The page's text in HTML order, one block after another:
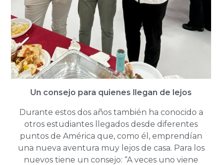
Un consejo para quienes llegan de lejos
Durante estos dos años también ha conocido a
otros estudiantes llegados desde diferentes
puntos de América que, como él, emprendían
una nueva aventura muy lejos de casa. Para los
nuevos tiene un consejo: “A veces uno viene